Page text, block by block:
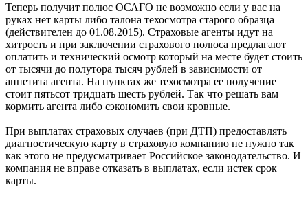
Теперь получит полюс ОСАГО не возможно если у вас на
руках нет карты либо талона техосмотра старого образца
(действителен до 01.08.2015). Страховые агенты идут на
хитрость и при заключении страхового полюса предлагают
оплатить и технический осмотр который на месте будет стоить
от тысячи до полутора тысяч рублей в зависимости от
аппетита агента. На пунктах же техосмотра ее получение
стоит пятьсот тридцать шесть рублей. Так что решать вам
кормить агента либо сэкономить свои кровные.
При выплатах страховых случаев (при ДТП) предоставлять
диагностическую карту в страховую компанию не нужно так
как этого не предусматривает Российское законодательство. И
компания не вправе отказать в выплатах, если истек срок
карты.